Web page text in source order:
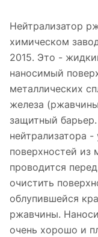
Нейтрализатор
химическом
2015. Это -
наносимый
металлических
железа
защитный
нейтрализатора
поверхностей из
проводится
очистить
облупившейся
ржавчины.
очень хорошо и